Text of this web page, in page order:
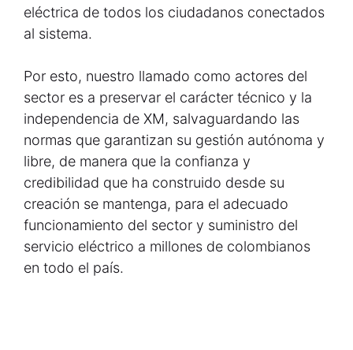
eléctrica de todos los ciudadanos conectados
al sistema.
Por esto, nuestro llamado como actores del
sector es a preservar el carácter técnico y la
independencia de XM, salvaguardando las
normas que garantizan su gestión autónoma y
libre, de manera que la confianza y
credibilidad que ha construido desde su
creación se mantenga, para el adecuado
funcionamiento del sector y suministro del
servicio eléctrico a millones de colombianos
en todo el país.